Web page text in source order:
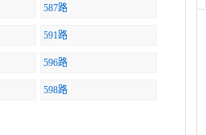
587路
591路
596路
598路